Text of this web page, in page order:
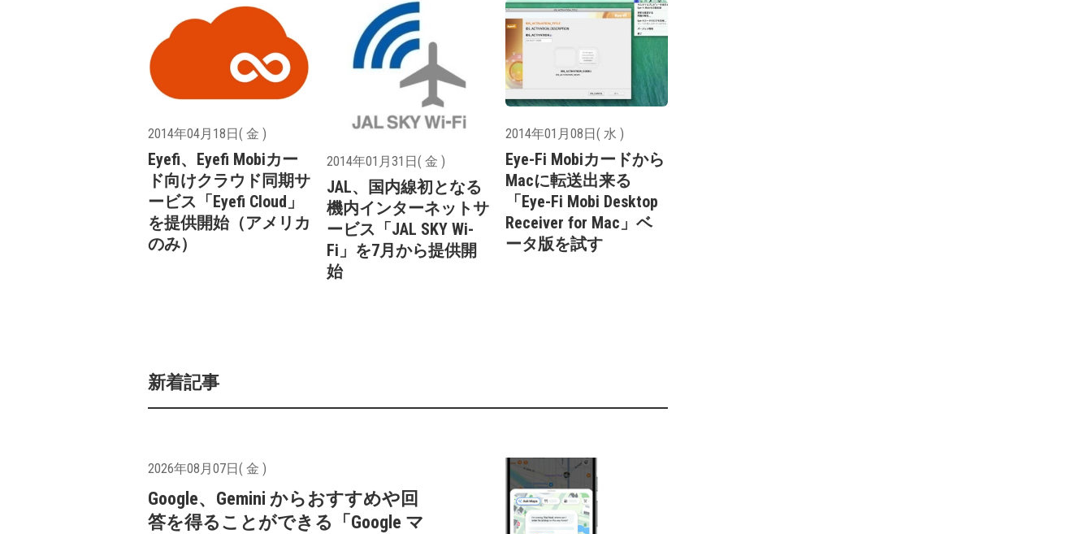
2014年04月18日( 金 )
Eyefi、Eyefi Mobiカー
ド向けクラウド同期サ
ービス「Eyefi Cloud」
を提供開始（アメリカ
のみ）
2014年01月31日( 金 )
JAL、国内線初となる
機内インターネットサ
ービス「JAL SKY Wi-
Fi」を7月から提供開
始
2014年01月08日( 水 )
Eye-Fi Mobiカードから
Macに転送出来る
「Eye-Fi Mobi Desktop
Receiver for Mac」ベ
ータ版を試す
新着記事
2026年08月07日( 金 )
Google、Gemini からおすすめや回
答を得ることができる「Google マ